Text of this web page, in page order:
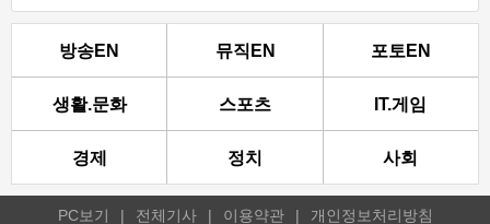
방송EN 뮤직EN 포토EN
생활.문화 스포츠 IT.게임
경제 정치 사회
PC보기 | 전체기사 | 이용약관 | 개인정보처리방침